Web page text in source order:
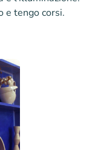
e tengo corsi.